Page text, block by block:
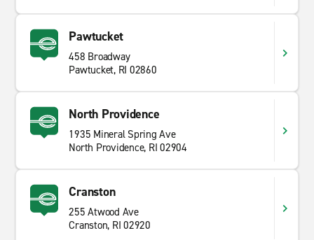
Pawtucket
458 Broadway
Pawtucket, RI 02860
North Providence
1935 Mineral Spring Ave
North Providence, RI 02904
Cranston
255 Atwood Ave
Cranston, RI 02920